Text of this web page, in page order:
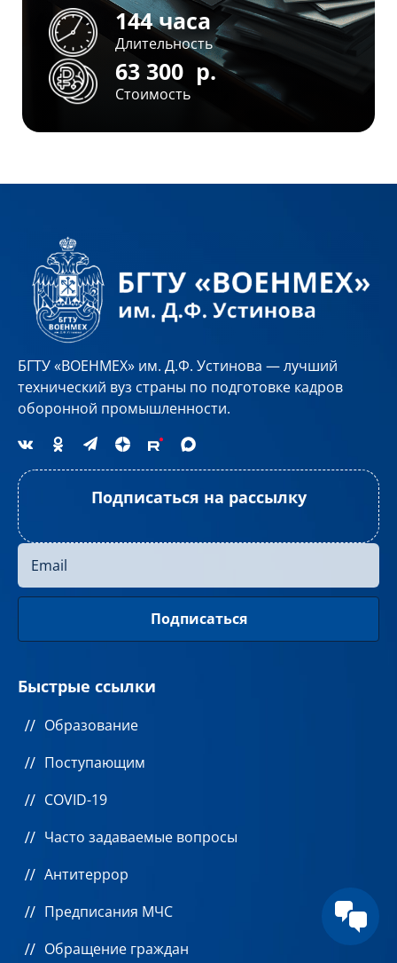
144 часа
Длительность
63 300 р.
Стоимость
БГТУ «ВОЕНМЕХ» им. Д.Ф. Устинова — лучший
технический вуз страны по подготовке кадров
оборонной промышленности.
Подписаться на рассылку
Быстрые ссылки
Образование
Поступающим
COVID-19
Часто задаваемые вопросы
Антитеррор
Предписания МЧС
Обращение граждан